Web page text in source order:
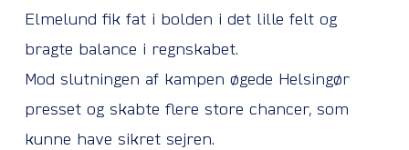
Elmelund fik fat i bolden i det lille felt og
bragte balance i regnskabet.
Mod slutningen af kampen øgede Helsingør
presset og skabte flere store chancer, som
kunne have sikret sejren.